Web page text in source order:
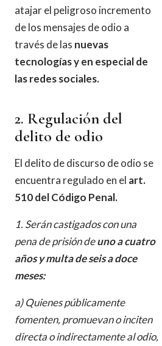
atajar el peligroso incremento
de los mensajes de odio a
través de las nuevas
tecnologías y en especial de
las redes sociales.
2. Regulación del
delito de odio
El delito de discurso de odio se
encuentra regulado en el art.
510 del Código Penal.
1. Serán castigados con una
pena de prisión deuno a cuatro
años y multa de seis a doce
meses:
a) Quienes públicamente
fomenten, promuevan o inciten
directa o indirectamente al odio,